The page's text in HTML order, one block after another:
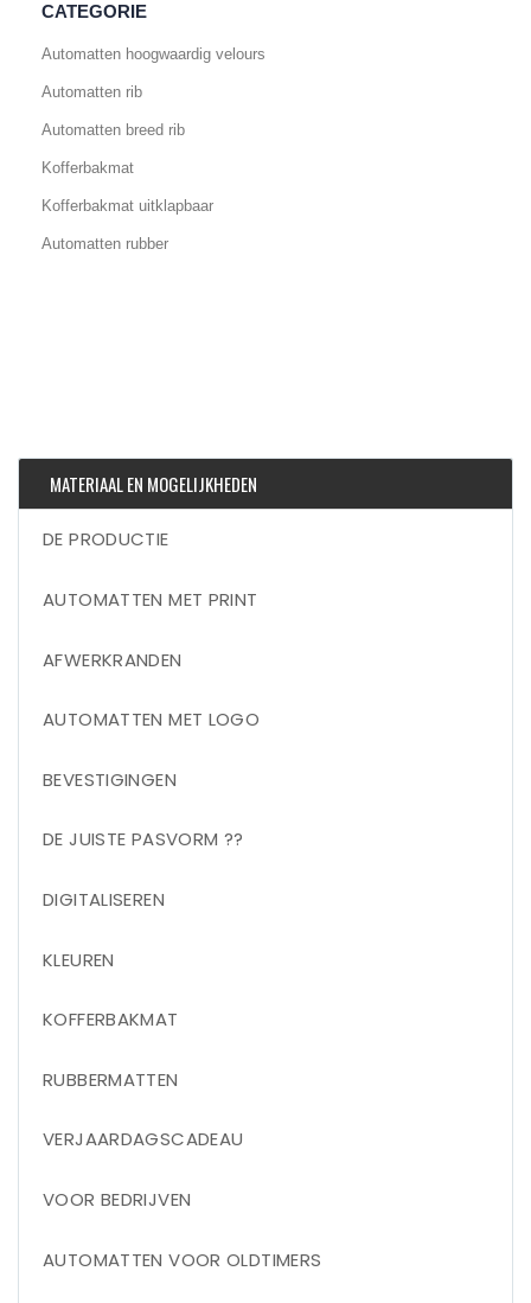
CATEGORIE
Automatten hoogwaardig velours
Automatten rib
Automatten breed rib
Kofferbakmat
Kofferbakmat uitklapbaar
Automatten rubber
MATERIAAL EN MOGELIJKHEDEN
DE PRODUCTIE
AUTOMATTEN MET PRINT
AFWERKRANDEN
AUTOMATTEN MET LOGO
BEVESTIGINGEN
DE JUISTE PASVORM ??
DIGITALISEREN
KLEUREN
KOFFERBAKMAT
RUBBERMATTEN
VERJAARDAGSCADEAU
VOOR BEDRIJVEN
AUTOMATTEN VOOR OLDTIMERS